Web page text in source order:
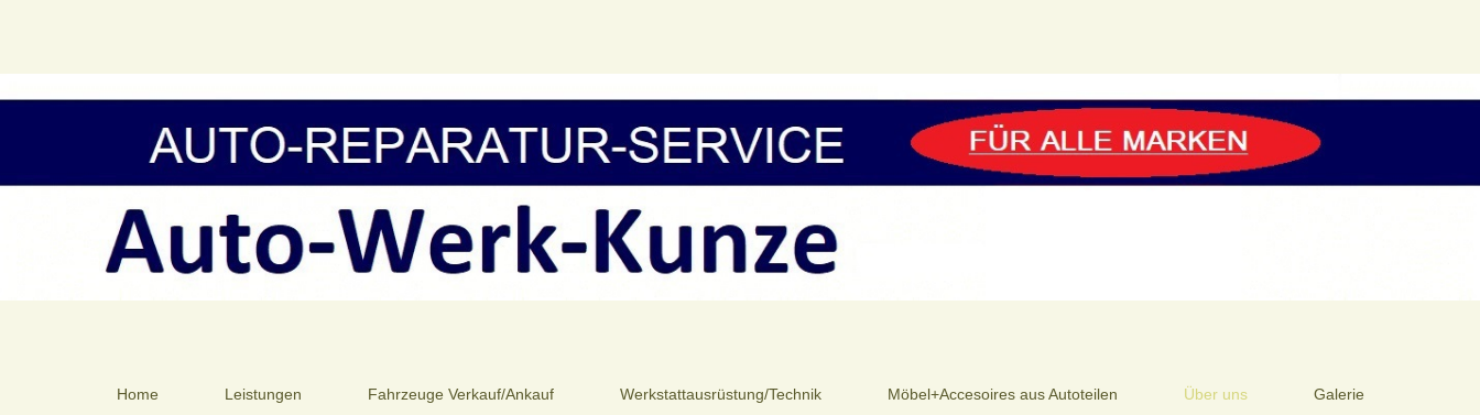
Home Leistungen Fahrzeuge Verkauf/Ankauf Werkstattausrüstung/Technik Möbel+Accesoires aus Autoteilen Über uns Galerie